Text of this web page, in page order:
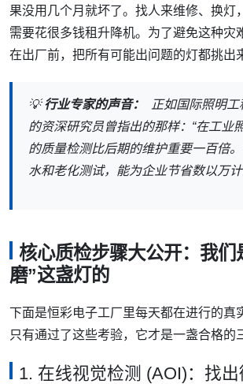
果没用几个月就坏了。找人来维修、换灯
需要花很多钱租升降机。为了避免这种灾
在出厂前，把所有可能出问题的灯都挑出
💡行业专家的声音：
正如国际照明工
的资深研究员曾指出的那样：“在工业
的质量检测比后期的维护重要一百倍
水和老化测试，能为企业节省数以万计
核心质检步骤大公开：我们
磨”这盏灯的
下面是恒彩电子工厂里每天都在进行的真
只有通过了这些考验，它才是一盏合格的
1. 在线视觉检测 (AOI)：找